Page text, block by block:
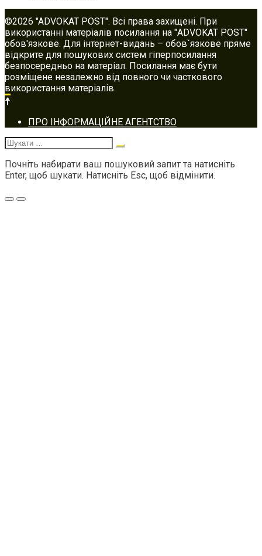
©2026 "ADVOKAT POST". Всі права захищені. При
використанні матеріалів посилання на "ADVOKAT POST"
обов'язкове. Для інтернет-видань – обов`язкове пряме
відкрите для пошукових систем гіперпосилання
безпосередньо на матеріал. Посилання має бути
розміщене незалежно від повного чи часткового
використання матеріалів.
Footer
navigation
ПРО ІНФОРМАЦІЙНЕ АГЕНТСТВО
Шукати:
Почніть набирати ваш пошуковий запит та натисніть
Enter, щоб шукати. Натисніть Esc, щоб відмінити.
Меню